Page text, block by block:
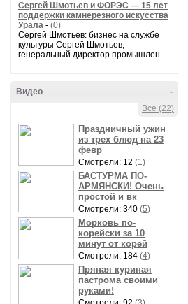
Сергей Шмотьев и ФОРЭС — 15 лет
поддержки камнерезного искусства
Урала - (0)
Сергей Шмотьев: бизнес на службе
культуры Сергей Шмотьев,
генеральный директор промышлен...
-
Видео
Все (22)
Праздничный ужин
из трех блюд на 23
февр
Смотрели: 12 (1)
БАСТУРМА ПО-
АРМЯНСКИ! Очень
простой и вк
Смотрели: 340 (5)
Морковь по-
корейски за 10
минут от корей
Смотрели: 184 (4)
Пряная куриная
пастрома своими
руками!